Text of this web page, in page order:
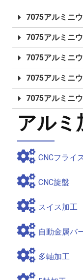
7075アルミニ
7075アルミニ
7075アルミニ
7075アルミニ
7075アルミニ
アルミ
CNCフライ
CNC旋盤
スイス加工
自動金属バ
多軸加工